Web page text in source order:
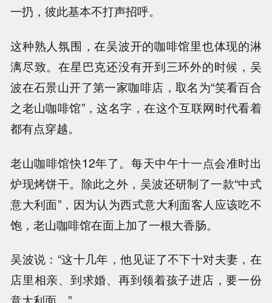
一扔，彼此基本不打声招呼。
这种熟人氛围，在吴波开的咖啡馆里也体现的淋
漓尽致。在星巴克还没有开到三环外的时候，吴
波在石景山开了第一家咖啡店，取名为“笑看百合
之老山咖啡馆”，这名字，在这个互联网时代看着
都有点穿越。
老山咖啡馆快12年了。每天中午十一点会准时出
炉现烤饼干。除此之外，吴波还研制了一款“中式
意大利面”，因为认为西式意大利面客人应该吃不
饱，老山咖啡馆在面上加了一根大香肠。
吴波说：“这十几年，他见证了不下十对夫妻，在
店里相亲、到求婚、再到领着孩子进店，要一份